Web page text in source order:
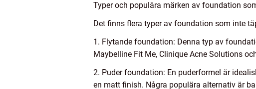
Typer och populära märken av foundation
Det finns flera typer av foundation som inte
1. Flytande foundation: Denna typ av
Maybelline Fit Me, Clinique Acne Solutions
2. Puder foundation: En puderformel är
en matt finish. Några populära alternativ är